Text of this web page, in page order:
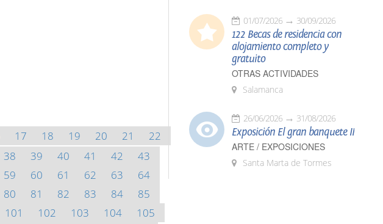
17 18 19 20 21
22
38 39 40 41 42
43
59 60 61 62 63
64
80 81 82 83 84
85
101 102 103 104
105
01/07/2026 30/09/2026
122 Becas de residencia con
alojamiento completo y
gratuito
OTRAS ACTIVIDADES
Salamanca
26/06/2026 31/08/2026
Exposición El gran banquete II
ARTE / EXPOSICIONES
Santa Marta de Tormes